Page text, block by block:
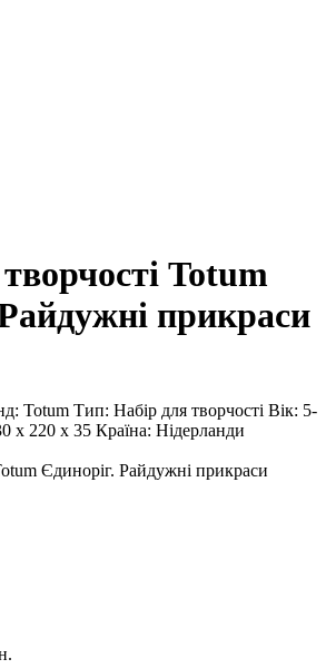
Totum
прикраси
Totum Тип: Набір для творчості Вік: 5-
x 220 x 35 Країна: Нідерланди
Єдиноріг. Райдужні прикраси